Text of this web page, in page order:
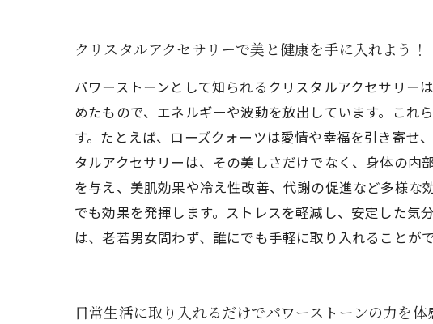
クリスタルアクセサリーで美と健康を手に入れよう！
パワーストーンとして知られるクリスタルアクセサリー
めたもので、エネルギーや波動を放出しています。これ
す。たとえば、ローズクォーツは愛情や幸福を引き寄せ
タルアクセサリーは、その美しさだけでなく、身体の
を与え、美肌効果や冷え性改善、代謝の促進など多様
でも効果を発揮します。ストレスを軽減し、安定した気
は、老若男女問わず、誰にでも手軽に取り入れることが
日常生活に取り入れるだけでパワーストーンの力を体